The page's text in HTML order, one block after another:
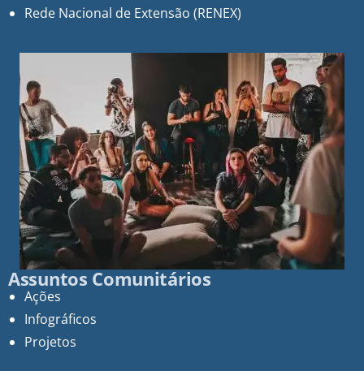
Rede Nacional de Extensão (RENEX)
Assuntos Comunitários
Ações
Infográficos
Projetos